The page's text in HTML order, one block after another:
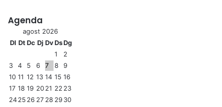
Agenda
agost 2026
Dl DtDc Dj DvDsDg
1
2
3
4 5 6 7 8
9
10 11 12 13 14 15 16
17 18 19 2021 22 23
2425 26 27 28 2930